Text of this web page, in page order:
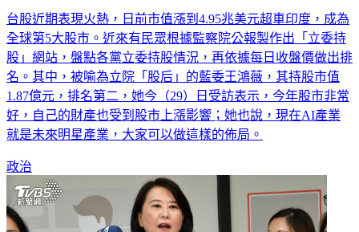
台股近期表現火熱，日前市值漲到4.95兆美元超車印度，成為
全球第5大股市。近來有民眾根據監察院公報製作出「立委持
股」網站，盤點各黨立委持股情況，再依據每日收盤價做出排
名。其中，被喻為立院「股后」的藍委王鴻薇，其持股市值
1.87億元，排名第二，她今（29）日受訪表示，今年股市非常
好，自己的財產也受到股市上漲影響；她也說，現在AI產業
就是未來明星產業，大家可以做這樣的佈局。
政治